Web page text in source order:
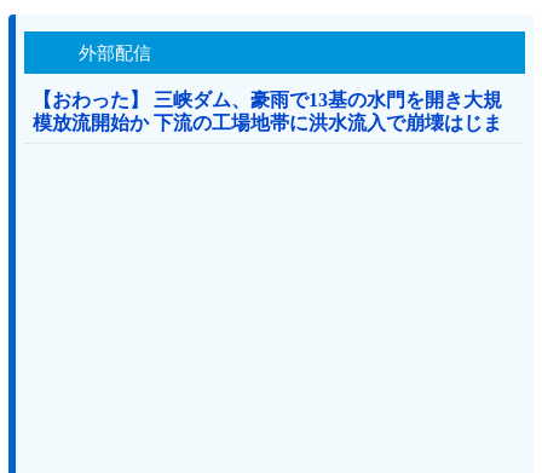
外部配信
【おわった】 三峡ダム、豪雨で13基の水門を開き大規
模放流開始か 下流の工場地帯に洪水流入で崩壊はじま
る